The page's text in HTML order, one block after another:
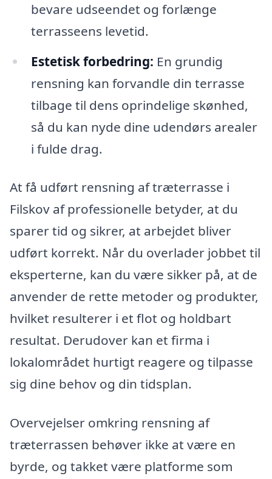
bevare udseendet og forlænge
terrasseens levetid.
Estetisk forbedring: En grundig
rensning kan forvandle din terrasse
tilbage til dens oprindelige skønhed,
så du kan nyde dine udendørs arealer
i fulde drag.
At få udført rensning af træterrasse i
Filskov af professionelle betyder, at du
sparer tid og sikrer, at arbejdet bliver
udført korrekt. Når du overlader jobbet til
eksperterne, kan du være sikker på, at de
anvender de rette metoder og produkter,
hvilket resulterer i et flot og holdbart
resultat. Derudover kan et firma i
lokalområdet hurtigt reagere og tilpasse
sig dine behov og din tidsplan.
Overvejelser omkring rensning af
træterrassen behøver ikke at være en
byrde, og takket være platforme som